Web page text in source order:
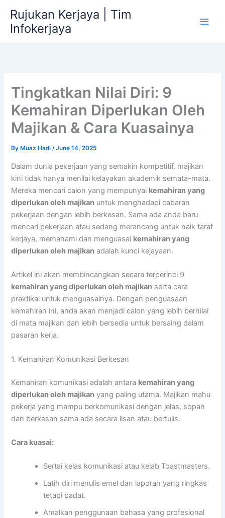
content
Rujukan Kerjaya | Tim
Infokerjaya
Tingkatkan Nilai Diri: 9
Kemahiran Diperlukan Oleh
Majikan & Cara Kuasainya
By Muaz Hadi/June 14, 2025
Dalam dunia pekerjaan yang semakin kompetitif, majikan
kini tidak hanya menilai kelayakan akademik semata-mata.
Mereka mencari calon yang mempunyai kemahiran yang
diperlukan oleh majikan untuk menghadapi cabaran
pekerjaan dengan lebih berkesan. Sama ada anda baru
mencari pekerjaan atau sedang merancang untuk naik taraf
kerjaya, memahami dan menguasai kemahiran yang
diperlukan oleh majikan adalah kunci kejayaan.
Artikel ini akan membincangkan secara terperinci 9
kemahiran yang diperlukan oleh majikan serta cara
praktikal untuk menguasainya. Dengan penguasaan
kemahiran ini, anda akan menjadi calon yang lebih bernilai
di mata majikan dan lebih bersedia untuk bersaing dalam
pasaran kerja.
1. Kemahiran Komunikasi Berkesan
Kemahiran komunikasi adalah antara kemahiran yang
diperlukan oleh majikan yang paling utama. Majikan mahu
pekerja yang mampu berkomunikasi dengan jelas, sopan
dan berkesan sama ada secara lisan atau bertulis.
Cara kuasai:
Sertai kelas komunikasi atau kelab Toastmasters.
Latih diri menulis emel dan laporan yang ringkas
tetapi padat.
Amalkan penggunaan bahasa yang profesional